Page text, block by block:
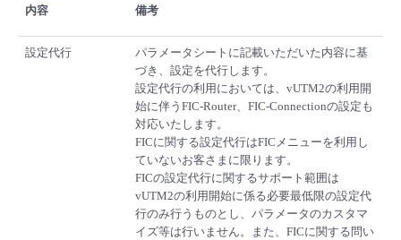
内容 備考
設定代行
パラメータシートに記載いただいた内容に基
づき、設定を代行します。
設定代行の利用においては、vUTM2の利用開
始に伴うFIC-Router、FIC-Connectionの設定も
対応いたします。
FICに関する設定代行はFICメニューを利用し
ていないお客さまに限ります。
FICの設定代行に関するサポート範囲は
vUTM2の利用開始に係る必要最低限の設定代
行のみ行うものとし、パラメータのカスタマ
イズ等は行いません。また、FICに関する問い